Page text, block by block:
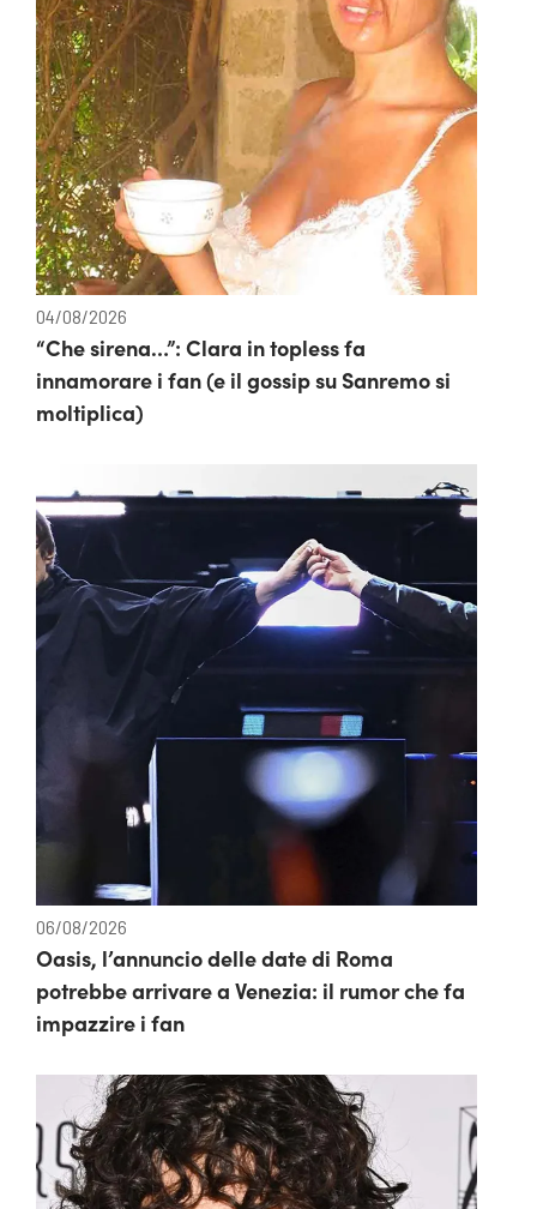
04/08/2026
“Che sirena…”: Clara in topless fa
innamorare i fan (e il gossip su Sanremo si
moltiplica)
06/08/2026
Oasis, l’annuncio delle date di Roma
potrebbe arrivare a Venezia: il rumor che fa
impazzire i fan